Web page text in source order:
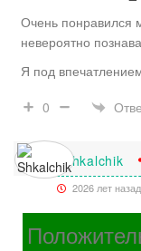
Очень понравился
невероятно
Я под
0
Shkalchik
2026 лет назад